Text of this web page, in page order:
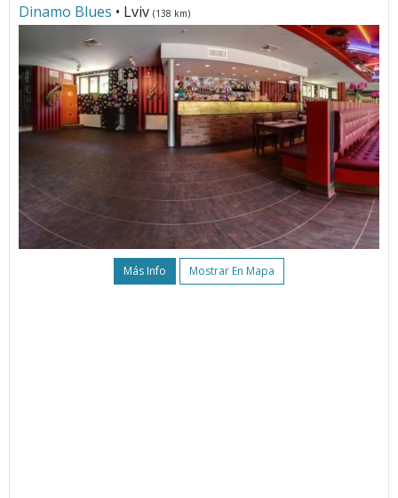
Dinamo Blues • Lviv (138 km)
Más Info Mostrar En Mapa